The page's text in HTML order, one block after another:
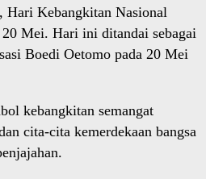
Hari Kebangkitan Nasional
Mei. Hari ini ditandai sebagai
Boedi Oetomo pada 20 Mei
kebangkitan semangat
cita-cita kemerdekaan bangsa